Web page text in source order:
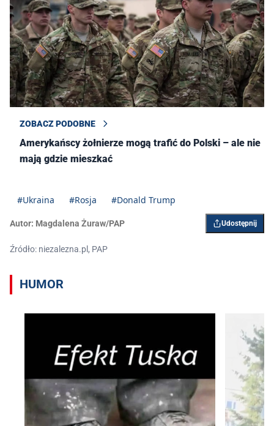
ZOBACZ PODOBNE
Amerykańscy żołnierze mogą trafić do Polski – ale nie
mają gdzie mieszkać
#Ukraina #Rosja #Donald Trump
Autor: Magdalena Żuraw/PAP Udostępnij
Źródło: niezalezna.pl, PAP
HUMOR